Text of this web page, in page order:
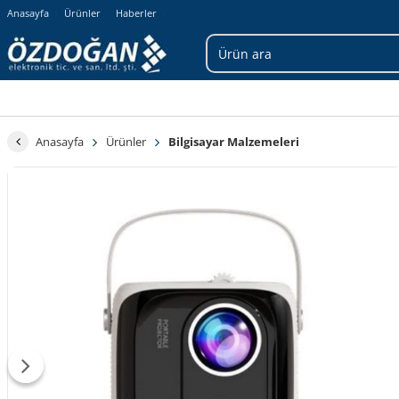
Anasayfa Ürünler Haberler
Anasayfa Ürünler Bilgisayar Malzemeleri